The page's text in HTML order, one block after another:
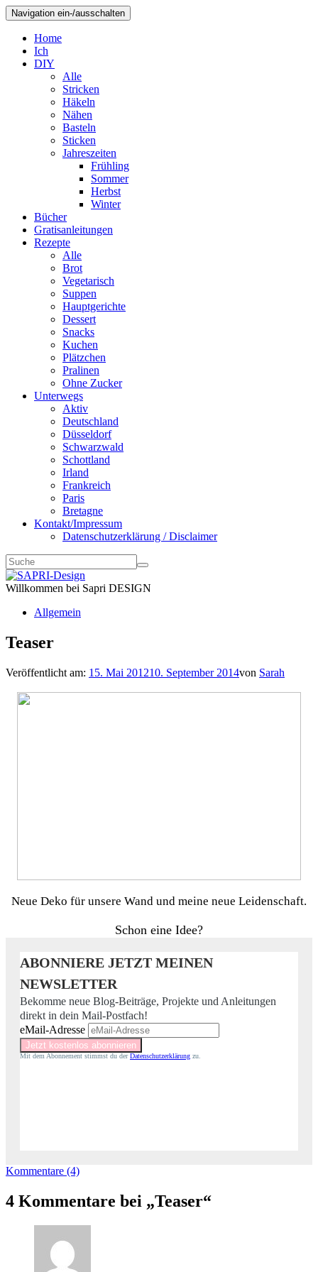
Navigation ein-/ausschalten
Home
Ich
DIY
Alle
Stricken
Häkeln
Nähen
Basteln
Sticken
Jahreszeiten
Frühling
Sommer
Herbst
Winter
Bücher
Gratisanleitungen
Rezepte
Alle
Brot
Vegetarisch
Suppen
Hauptgerichte
Dessert
Snacks
Kuchen
Plätzchen
Pralinen
Ohne Zucker
Unterwegs
Aktiv
Deutschland
Düsseldorf
Schwarzwald
Schottland
Irland
Frankreich
Paris
Bretagne
Kontakt/Impressum
Datenschutzerklärung / Disclaimer
Willkommen bei Sapri DESIGN
Allgemein
Teaser
Veröffentlicht am: 15. Mai 201210. September 2014von Sarah
Neue Deko für unsere Wand und meine neue Leidenschaft.
Schon eine Idee?
ABONNIERE JETZT MEINEN
NEWSLETTER
Bekomme neue Blog-Beiträge, Projekte und Anleitungen
direkt in dein Mail-Postfach!
eMail-Adresse
Mit dem Abonnement stimmst du derDatenschutzerklärung zu.
Kommentare (4)
4 Kommentare bei „Teaser“